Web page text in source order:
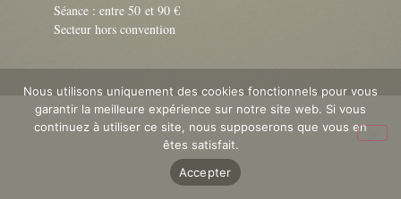
Séance : entre 50 et 90 €
Secteur hors convention
Nous utilisons uniquement des cookies fonctionnels pour vous
garantir la meilleure expérience sur notre site web. Si vous
continuez à utiliser ce site, nous supposerons que vous en
êtes satisfait.
Accepter